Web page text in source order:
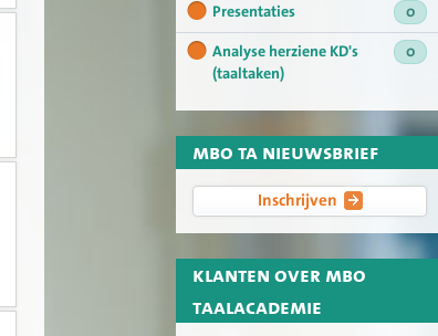
Presentaties
0
Analyse herziene KD's
(taaltaken)
0
mbo ta nieuwsbrief
Inschrijven
klanten over mbo
taalacademie